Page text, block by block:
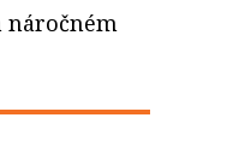
náročném